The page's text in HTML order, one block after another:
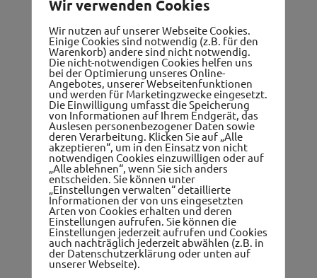
Alle Betriebe
Gutscheine
Ärzte, Apotheken, Therapeuten
Wir verwenden Cookies
Wir nutzen auf unserer Webseite Cookies.
Einige Cookies sind notwendig (z.B. für den
Warenkorb) andere sind nicht notwendig.
Die nicht-notwendigen Cookies helfen uns
bei der Optimierung unseres Online-
Angebotes, unserer Webseitenfunktionen
und werden für Marketingzwecke eingesetzt.
Die Einwilligung umfasst die Speicherung
von Informationen auf Ihrem Endgerät, das
Auslesen personenbezogener Daten sowie
deren Verarbeitung. Klicken Sie auf „Alle
akzeptieren“, um in den Einsatz von nicht
notwendigen Cookies einzuwilligen oder auf
„Alle ablehnen“, wenn Sie sich anders
entscheiden. Sie können unter
„Einstellungen verwalten“ detaillierte
Informationen der von uns eingesetzten
Arten von Cookies erhalten und deren
Einstellungen aufrufen. Sie können die
Einstellungen jederzeit aufrufen und Cookies
auch nachträglich jederzeit abwählen (z.B. in
der Datenschutzerklärung oder unten auf
unserer Webseite).